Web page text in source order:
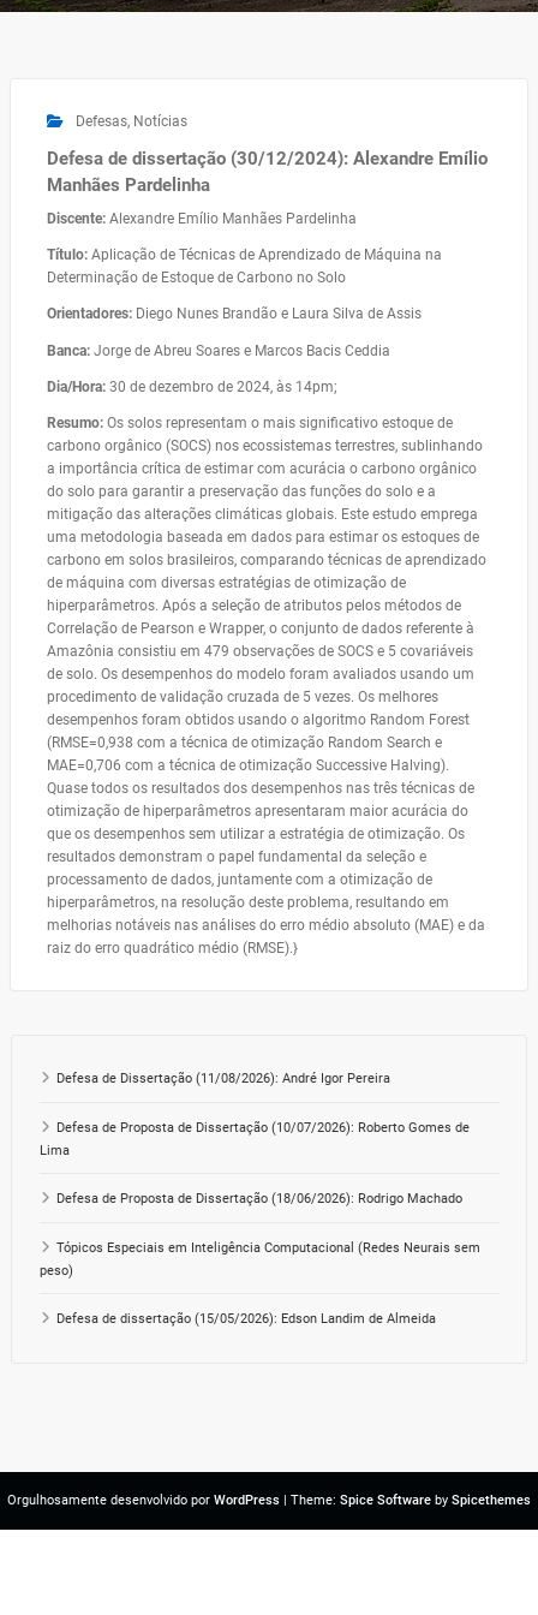
Defesas, Notícias
Defesa de dissertação (30/12/2024): Alexandre Emílio
Manhães Pardelinha
Discente: Alexandre Emílio Manhães Pardelinha
Título: Aplicação de Técnicas de Aprendizado de Máquina na
Determinação de Estoque de Carbono no Solo
Orientadores: Diego Nunes Brandão e Laura Silva de Assis
Banca: Jorge de Abreu Soares e Marcos Bacis Ceddia
Dia/Hora: 30 de dezembro de 2024, às 14pm;
Resumo: Os solos representam o mais significativo estoque de
carbono orgânico (SOCS) nos ecossistemas terrestres, sublinhando
a importância crítica de estimar com acurácia o carbono orgânico
do solo para garantir a preservação das funções do solo e a
mitigação das alterações climáticas globais. Este estudo emprega
uma metodologia baseada em dados para estimar os estoques de
carbono em solos brasileiros, comparando técnicas de aprendizado
de máquina com diversas estratégias de otimização de
hiperparâmetros. Após a seleção de atributos pelos métodos de
Correlação de Pearson e Wrapper, o conjunto de dados referente à
Amazônia consistiu em 479 observações de SOCS e 5 covariáveis
de solo. Os desempenhos do modelo foram avaliados usando um
procedimento de validação cruzada de 5 vezes. Os melhores
desempenhos foram obtidos usando o algoritmo Random Forest
(RMSE=0,938 com a técnica de otimização Random Search e
MAE=0,706 com a técnica de otimização Successive Halving).
Quase todos os resultados dos desempenhos nas três técnicas de
otimização de hiperparâmetros apresentaram maior acurácia do
que os desempenhos sem utilizar a estratégia de otimização. Os
resultados demonstram o papel fundamental da seleção e
processamento de dados, juntamente com a otimização de
hiperparâmetros, na resolução deste problema, resultando em
melhorias notáveis nas análises do erro médio absoluto (MAE) e da
raiz do erro quadrático médio (RMSE).}
Defesa de Dissertação (11/08/2026): André Igor Pereira
Defesa de Proposta de Dissertação (10/07/2026): Roberto Gomes de
Lima
Defesa de Proposta de Dissertação (18/06/2026): Rodrigo Machado
Tópicos Especiais em Inteligência Computacional (Redes Neurais sem
peso)
Defesa de dissertação (15/05/2026): Edson Landim de Almeida
Orgulhosamente desenvolvido por WordPress | Theme: Spice Software by Spicethemes